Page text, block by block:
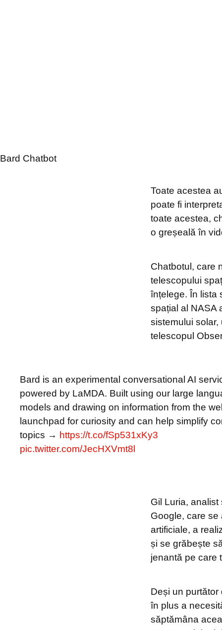
Bard Chatbot
Toate acestea
poate fi
toate acestea,
o greșeală în
Chatbotul, care
telescopului
înțelege. În lista
spațial al NASA
sistemului
telescopul
Bard is an experimental conversational AI
powered by LaMDA. Built using our large
models and drawing on information from the
launchpad for curiosity and can help simplify
topics → https://t.co/fSp531xKy3
pic.twitter.com/JecHXVmt8l
Gil Luria,
Google, care se
artificiale, a
și se grăbește
jenantă pe care
Deși un
în plus a
săptămâna